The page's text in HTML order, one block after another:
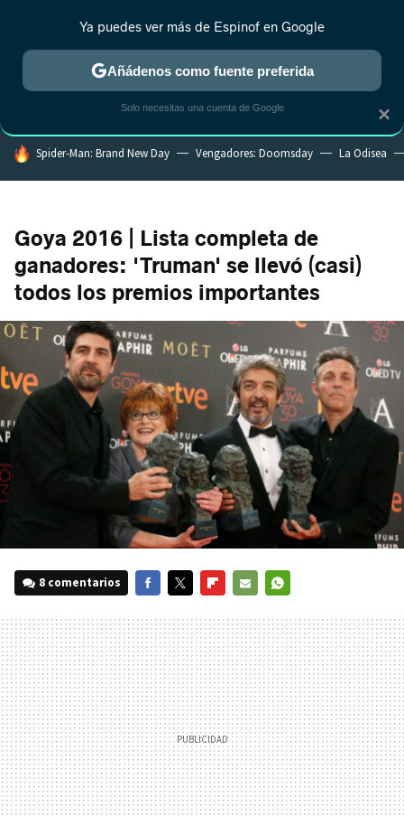
ESTRENOS REALITY ANIME RANKINGS CINE
HOY SE HABLA DE
Spider-Man: Brand New Day Vengadores: Doomsday La Odisea
Goya 2016 | Lista completa de
ganadores: 'Truman' se llevó (casi)
todos los premios importantes
8 comentarios
MAIL
×
Ya puedes ver más de Espinof en Google
Añádenos como fuente preferida
Solo necesitas una cuenta de Google